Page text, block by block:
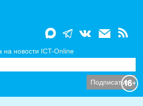
на новости ICT-Online